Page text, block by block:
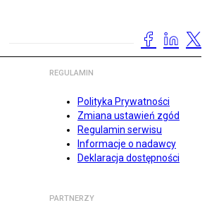
REGULAMIN
Polityka Prywatności
Zmiana ustawień zgód
Regulamin serwisu
Informacje o nadawcy
Deklaracja dostępności
PARTNERZY